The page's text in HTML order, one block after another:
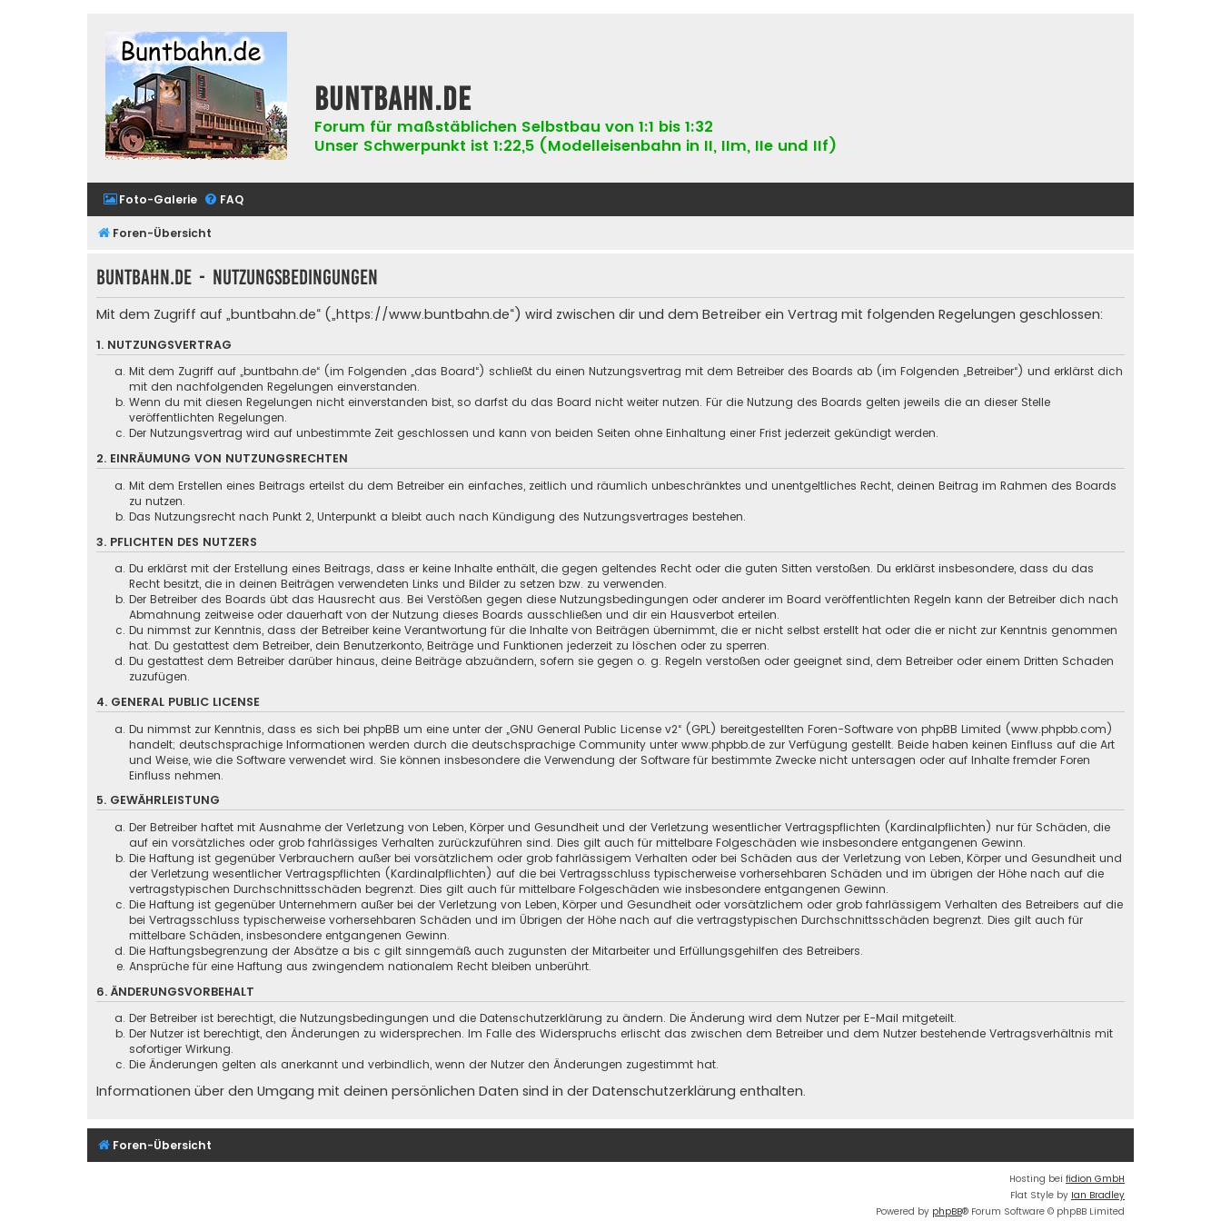
buntbahn.de
Forum für maßstäblichen Selbstbau von 1:1 bis 1:32
Unser Schwerpunkt ist 1:22,5 (Modelleisenbahn in II, IIm, IIe und IIf)
Foto-Galerie FAQ
Foren-Übersicht
buntbahn.de - Nutzungsbedingungen
Mit dem Zugriff auf „buntbahn.de“ („https://www.buntbahn.de“) wird zwischen dir und dem Betreiber ein Vertrag mit folgenden Regelungen geschlossen:
1. NUTZUNGSVERTRAG
Mit dem Zugriff auf „buntbahn.de“ (im Folgenden „das Board“) schließt du einen Nutzungsvertrag mit dem Betreiber des Boards ab (im Folgenden „Betreiber“) und erklärst dich
mit den nachfolgenden Regelungen einverstanden.
Wenn du mit diesen Regelungen nicht einverstanden bist, so darfst du das Board nicht weiter nutzen. Für die Nutzung des Boards gelten jeweils die an dieser Stelle
veröffentlichten Regelungen.
Der Nutzungsvertrag wird auf unbestimmte Zeit geschlossen und kann von beiden Seiten ohne Einhaltung einer Frist jederzeit gekündigt werden.
2. EINRÄUMUNG VON NUTZUNGSRECHTEN
Mit dem Erstellen eines Beitrags erteilst du dem Betreiber ein einfaches, zeitlich und räumlich unbeschränktes und unentgeltliches Recht, deinen Beitrag im Rahmen des Boards
zu nutzen.
Das Nutzungsrecht nach Punkt 2, Unterpunkt a bleibt auch nach Kündigung des Nutzungsvertrages bestehen.
3. PFLICHTEN DES NUTZERS
Du erklärst mit der Erstellung eines Beitrags, dass er keine Inhalte enthält, die gegen geltendes Recht oder die guten Sitten verstoßen. Du erklärst insbesondere, dass du das
Recht besitzt, die in deinen Beiträgen verwendeten Links und Bilder zu setzen bzw. zu verwenden.
Der Betreiber des Boards übt das Hausrecht aus. Bei Verstößen gegen diese Nutzungsbedingungen oder anderer im Board veröffentlichten Regeln kann der Betreiber dich nach
Abmahnung zeitweise oder dauerhaft von der Nutzung dieses Boards ausschließen und dir ein Hausverbot erteilen.
Du nimmst zur Kenntnis, dass der Betreiber keine Verantwortung für die Inhalte von Beiträgen übernimmt, die er nicht selbst erstellt hat oder die er nicht zur Kenntnis genommen
hat. Du gestattest dem Betreiber, dein Benutzerkonto, Beiträge und Funktionen jederzeit zu löschen oder zu sperren.
Du gestattest dem Betreiber darüber hinaus, deine Beiträge abzuändern, sofern sie gegen o. g. Regeln verstoßen oder geeignet sind, dem Betreiber oder einem Dritten Schaden
zuzufügen.
4. GENERAL PUBLIC LICENSE
Du nimmst zur Kenntnis, dass es sich bei phpBB um eine unter der „GNU General Public License v2“ (GPL) bereitgestellten Foren-Software von phpBB Limited (www.phpbb.com)
handelt; deutschsprachige Informationen werden durch die deutschsprachige Community unter www.phpbb.de zur Verfügung gestellt. Beide haben keinen Einfluss auf die Art
und Weise, wie die Software verwendet wird. Sie können insbesondere die Verwendung der Software für bestimmte Zwecke nicht untersagen oder auf Inhalte fremder Foren
Einfluss nehmen.
5. GEWÄHRLEISTUNG
Der Betreiber haftet mit Ausnahme der Verletzung von Leben, Körper und Gesundheit und der Verletzung wesentlicher Vertragspflichten (Kardinalpflichten) nur für Schäden, die
auf ein vorsätzliches oder grob fahrlässiges Verhalten zurückzuführen sind. Dies gilt auch für mittelbare Folgeschäden wie insbesondere entgangenen Gewinn.
Die Haftung ist gegenüber Verbrauchern außer bei vorsätzlichem oder grob fahrlässigem Verhalten oder bei Schäden aus der Verletzung von Leben, Körper und Gesundheit und
der Verletzung wesentlicher Vertragspflichten (Kardinalpflichten) auf die bei Vertragsschluss typischerweise vorhersehbaren Schäden und im übrigen der Höhe nach auf die
vertragstypischen Durchschnittsschäden begrenzt. Dies gilt auch für mittelbare Folgeschäden wie insbesondere entgangenen Gewinn.
Die Haftung ist gegenüber Unternehmern außer bei der Verletzung von Leben, Körper und Gesundheit oder vorsätzlichem oder grob fahrlässigem Verhalten des Betreibers auf die
bei Vertragsschluss typischerweise vorhersehbaren Schäden und im Übrigen der Höhe nach auf die vertragstypischen Durchschnittsschäden begrenzt. Dies gilt auch für
mittelbare Schäden, insbesondere entgangenen Gewinn.
Die Haftungsbegrenzung der Absätze a bis c gilt sinngemäß auch zugunsten der Mitarbeiter und Erfüllungsgehilfen des Betreibers.
Ansprüche für eine Haftung aus zwingendem nationalem Recht bleiben unberührt.
6. ÄNDERUNGSVORBEHALT
Der Betreiber ist berechtigt, die Nutzungsbedingungen und die Datenschutzerklärung zu ändern. Die Änderung wird dem Nutzer per E-Mail mitgeteilt.
Der Nutzer ist berechtigt, den Änderungen zu widersprechen. Im Falle des Widerspruchs erlischt das zwischen dem Betreiber und dem Nutzer bestehende Vertragsverhältnis mit
sofortiger Wirkung.
Die Änderungen gelten als anerkannt und verbindlich, wenn der Nutzer den Änderungen zugestimmt hat.
Informationen über den Umgang mit deinen persönlichen Daten sind in der Datenschutzerklärung enthalten.
Foren-Übersicht
Hosting bei fidion GmbH
Flat Style by Ian Bradley
Powered by phpBB® Forum Software © phpBB Limited